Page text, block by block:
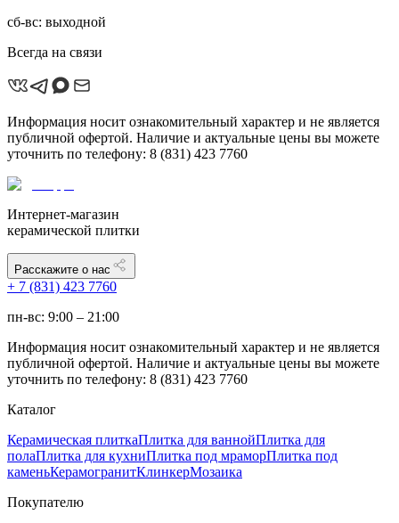
сб-вс: выходной
Всегда на связи
Информация носит ознакомительный характер и не является
публичной офертой. Наличие и актуальные цены вы можете
уточнить по телефону: 8 (831) 423 7760
Интернет-магазин
керамической плитки
Расскажите о нас
+ 7 (831) 423 7760
пн-вс: 9:00 – 21:00
Информация носит ознакомительный характер и не является
публичной офертой. Наличие и актуальные цены вы можете
уточнить по телефону: 8 (831) 423 7760
Каталог
Керамическая плиткаПлитка для ваннойПлитка для
полаПлитка для кухниПлитка под мраморПлитка под
каменьКерамогранитКлинкерМозаика
Покупателю